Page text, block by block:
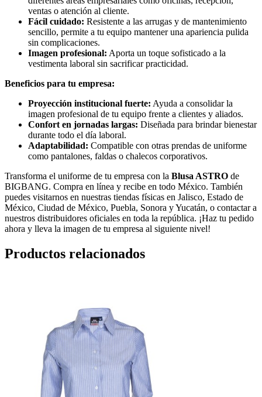
ventas o atención al cliente.
Fácil cuidado: Resistente a las arrugas y de mantenimiento
sencillo, permite a tu equipo mantener una apariencia pulida
sin complicaciones.
Imagen profesional: Aporta un toque sofisticado a la
vestimenta laboral sin sacrificar practicidad.
Beneficios para tu empresa:
Proyección institucional fuerte: Ayuda a consolidar la
imagen profesional de tu equipo frente a clientes y aliados.
Confort en jornadas largas: Diseñada para brindar bienestar
durante todo el día laboral.
Adaptabilidad: Compatible con otras prendas de uniforme
como pantalones, faldas o chalecos corporativos.
Transforma el uniforme de tu empresa con la Blusa ASTRO de
BIGBANG. Compra en línea y recibe en todo México. También
puedes visitarnos en nuestras tiendas físicas en Jalisco, Estado de
México, Ciudad de México, Puebla, Sonora y Yucatán, o contactar a
nuestros distribuidores oficiales en toda la república. ¡Haz tu pedido
ahora y lleva la imagen de tu empresa al siguiente nivel!
Productos relacionados